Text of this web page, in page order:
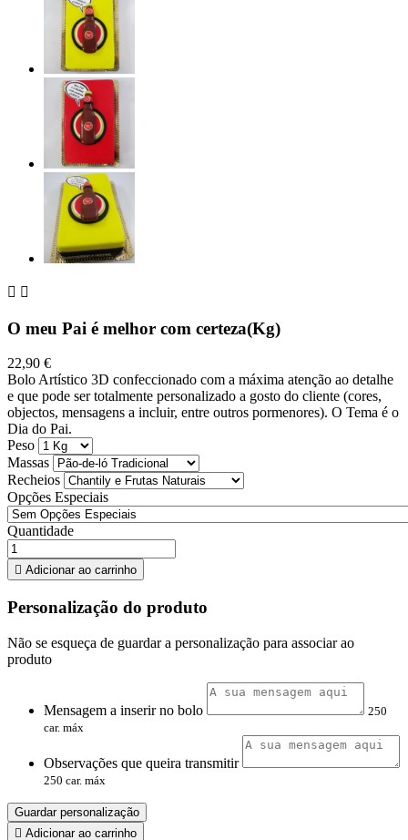
 
O meu Pai é melhor com certeza(Kg)
22,90 €
Bolo Artístico 3D confeccionado com a máxima atenção ao detalhe
e que pode ser totalmente personalizado a gosto do cliente (cores,
objectos, mensagens a incluir, entre outros pormenores). O Tema é o
Dia do Pai.
Peso
Massas
Recheios
Opções Especiais
Quantidade
 Adicionar ao carrinho
Personalização do produto
Não se esqueça de guardar a personalização para associar ao
produto
Mensagem a inserir no bolo
250
car. máx
Observações que queira transmitir
250 car. máx
Guardar personalização
 Adicionar ao carrinho